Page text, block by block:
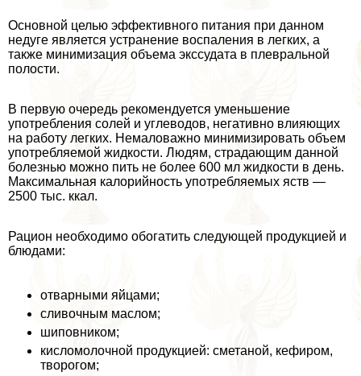
Основной целью эффективного питания при данном
недуге является устранение воспаления в легких, а
также минимизация объема экссудата в плевральной
полости.
В первую очередь рекомендуется уменьшение
употрeбления солей и углеводов, негативно влияющих
на работу легких. Немаловажно минимизировать объем
употрeбляемой жидкости. Людям, страдающим данной
болезнью можно пить не более 600 мл жидкости в день.
Максимальная калорийность употрeбляемых яств —
2500 тыс. ккал.
Рацион необходимо обогатить следующей продукцией и
блюдами:
отварными яйцами;
сливочным маслом;
шиповником;
кисломолочной продукцией: сметаной, кефиром,
творогом;